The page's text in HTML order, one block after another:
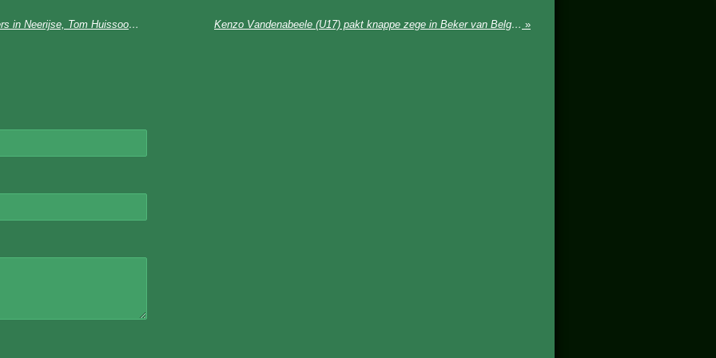
Ferre Hulsmans wint zware klimkoers in Neerijse, Tom Huissoon terug tweede, Lars Peeters word derde. Kenzo Vandenabeele (U17) pakt knappe zege in Beker van België te Moeskroen »